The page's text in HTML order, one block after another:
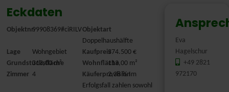
Eckdaten
Objektnr.99908369#ciRILVObjektart
Doppelhaushälfte
Lage
Wohngebiet Kaufpreis374.500 €
Grundstücksfläche
313,00 m² Wohnfläche113,00 m²
Zimmer 4 Käuferprovision
2,38 % Im
Erfolgsfall zahlen sowohl
Eva
Hagelschur
+49 2821
972170